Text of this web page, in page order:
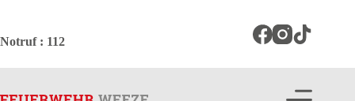
springen
Notruf: 112